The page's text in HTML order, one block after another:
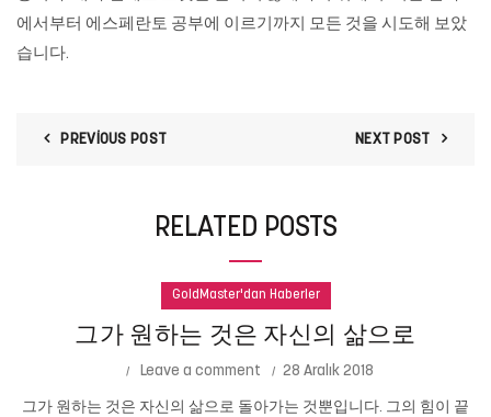
에서부터 에스페란토 공부에 이르기까지 모든 것을 시도해 보았
습니다.
PREVIOUS POST NEXT POST
RELATED POSTS
GoldMaster'dan Haberler
그가 원하는 것은 자신의 삶으로
Leave a comment 28 Aralık 2018
그가 원하는 것은 자신의 삶으로 돌아가는 것뿐입니다. 그의 힘이 끝